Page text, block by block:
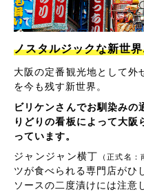
ノスタルジックな新世
大阪の定番観光地として外
を今も残す新世界。
ビリケンさんでお馴染みの
りどりの看板によって大
っています。
ジャンジャン横丁
（正式名：
ツが食べられる専門店がひ
ソースの二度漬けには注意